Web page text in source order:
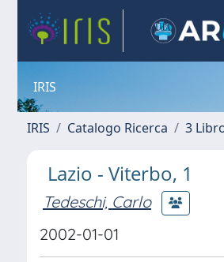
IRIS
IRIS Catalogo Ricerca 3
Lazio - Viterbo, 1
Tedeschi, Carlo
2002-01-01